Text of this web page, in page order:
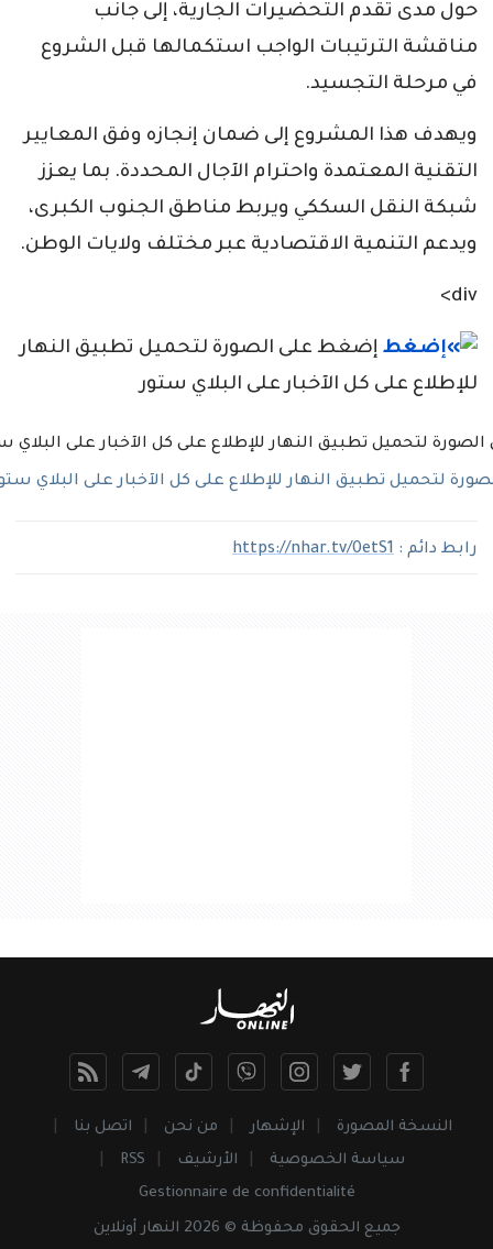
حول مدى تقدم التحضيرات الجارية، إلى جانب
مناقشة الترتيبات الواجب استكمالها قبل الشروع
في مرحلة التجسيد.
ويهدف هذا المشروع إلى ضمان إنجازه وفق المعايير
التقنية المعتمدة واحترام الآجال المحددة. بما يعزز
شبكة النقل السككي ويربط مناطق الجنوب الكبرى،
ويدعم التنمية الاقتصادية عبر مختلف ولايات الوطن.
div>
إضغط على الصورة لتحميل تطبيق النهار
للإطلاع على كل الآخبار على البلاي ستور
لتحميل تطبيق النهار للإطلاع على كل الآخبار على البلاي
رابط دائم : https://nhar.tv/0etS1
النسخة المصورة الإشهار من نحن
اتصل بنا
سياسة الخصوصية
الأرشيف
RSS
Gestionnaire de confidentialité
جميع الحقوق محفوظة © 2026 النهار أونلاين